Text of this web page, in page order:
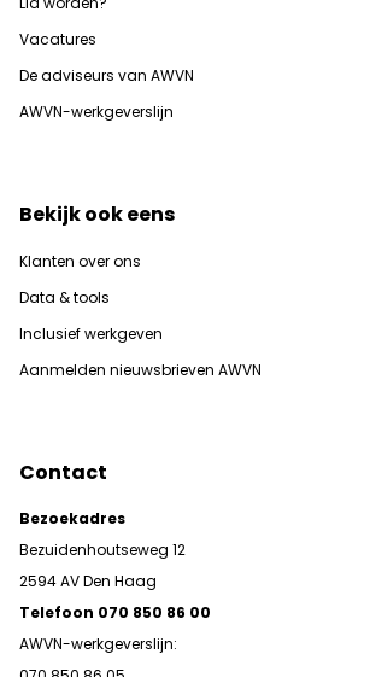
Vacatures
De adviseurs van AWVN
AWVN-werkgeverslijn
Bekijk ook eens
Klanten over ons
Data & tools
Inclusief werkgeven
Aanmelden nieuwsbrieven AWVN
Contact
Bezoekadres
Bezuidenhoutseweg 12
2594 AV Den Haag
Telefoon 070 850 86 00
AWVN-werkgeverslijn: